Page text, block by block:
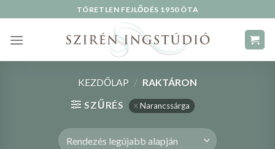
to
content
TÖRETLEN FEJLŐDÉS 1950 ÓTA
KEZDŐLAP / RAKTÁRON
SZŰRÉS
Narancssárga